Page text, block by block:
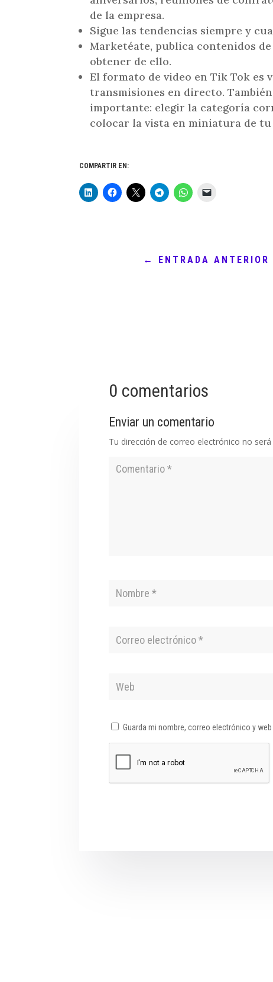
de la empresa.
Sigue las tendencias siempre y
Marketéate, publica contenidos
obtener de ello.
El formato de video en Tik Tok es
transmisiones en directo.
importante: elegir la categoría
colocar la vista en miniatura de tu
COMPARTIR EN:
← ENTRADA ANTERIOR
0 comentarios
Enviar un comentario
Tu dirección de correo electrónico no será
Guarda mi nombre, correo electrónico y